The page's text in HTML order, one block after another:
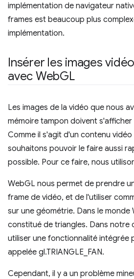
implémentation de navigateur
frames est beaucoup plus
implémentation.
Insérer les images
avec WebGL
Les images de la vidéo que nous
mémoire tampon doivent
Comme il s'agit d'un contenu
souhaitons pouvoir le faire aussi
possible. Pour ce faire, nous
WebGL nous permet de prendre
frame de vidéo, et de l'utiliser
sur une géométrie. Dans le
constitué de triangles. Dans notre
utiliser une fonctionnalité intégrée
appelée gl.TRIANGLE_FAN.
Cependant, il y a un problème